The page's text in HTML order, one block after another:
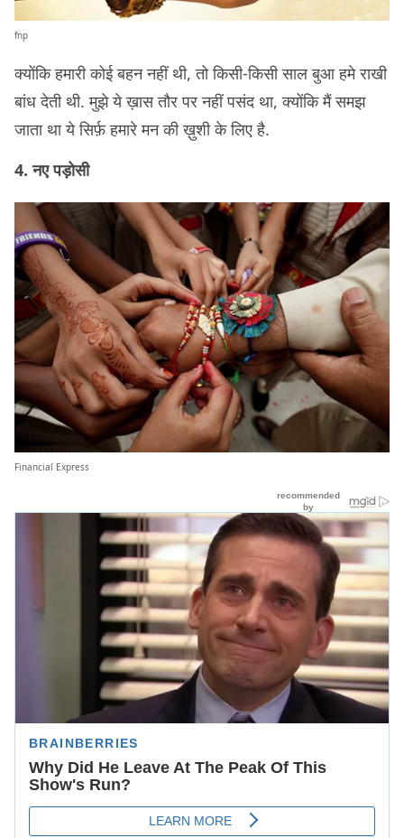
fnp
क्योंकि हमारी कोई बहन नहीं थी, तो किसी-किसी साल बुआ हमे राखी
बांध देती थी. मुझे ये ख़ास तौर पर नहीं पसंद था, क्योंकि मैं समझ
जाता था ये सिर्फ़ हमारे मन की ख़ुशी के लिए है.
4. नए पड़ोसी
Financial Express